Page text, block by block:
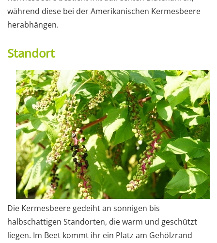
während diese bei der Amerikanischen Kermesbeere
herabhängen.
Standort
Die Kermesbeere gedeiht an sonnigen bis
halbschattigen Standorten, die warm und geschützt
liegen. Im Beet kommt ihr ein Platz am Gehölzrand